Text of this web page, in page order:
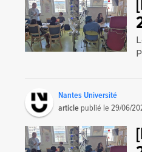
Nantes Université
article publié le29/06/